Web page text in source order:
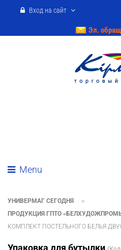
Вход на сайт
Эл.
Menu
УНИВЕРМАГ СЕГОДНЯ
>
ПРОДУКЦИЯ ГПТО
КОМПЛЕКТ ПОСТЕЛЬНОГО БЕЛЬЯ
Упаковка для бутылки